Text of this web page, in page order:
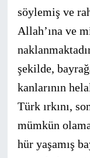
söylemiş ve
Allah’ına ve
şekilde,
kanlarının
Türk ırkını,
mümkün
hür yaşamış